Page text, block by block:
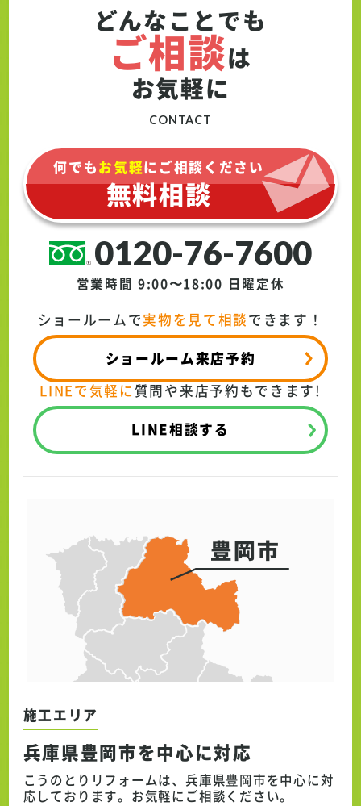
どんなことでも
ご相談は
お気軽に
CONTACT
0120-76-7600
営業時間 9:00〜18:00 日曜定休
何でもお気軽にご相談ください
無料相談
LINEで気軽に 質問や来店予約もできます!
LINE相談する
ショールームで実物を見て相談できます！
ショールーム来店予約
施工エリア
兵庫県豊岡市を中心に対応
こうのとりリフォームは、兵庫県豊岡市を中心に対
応しております。 お気軽にご相談ください。